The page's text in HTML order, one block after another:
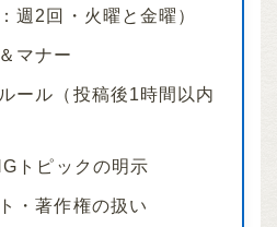
週2回・火曜と金曜）
マナー
ール（投稿後1時間以内
トピックの明示
・著作権の扱い